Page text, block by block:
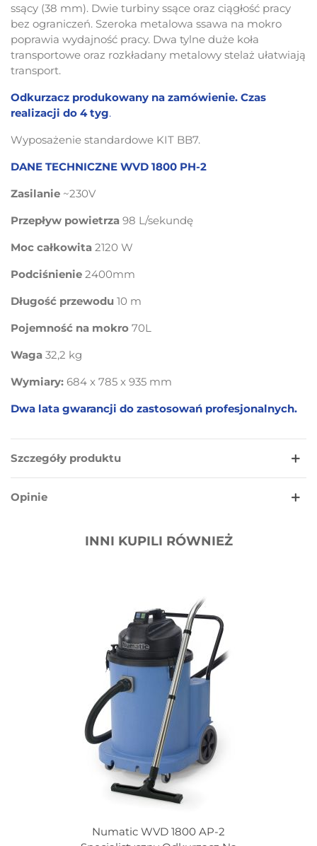
ssący (38 mm). Dwie turbiny ssące oraz ciągłość pracy
bez ograniczeń. Szeroka metalowa ssawa na mokro
poprawia wydajność pracy. Dwa tylne duże koła
transportowe oraz rozkładany metalowy stelaż ułatwiają
transport.
Odkurzacz produkowany na zamówienie. Czas
realizacji do 4 tyg.
Wyposażenie standardowe KIT BB7.
DANE TECHNICZNE WVD 1800 PH-2
Zasilanie ~230V
Przepływ powietrza 98 L/sekundę
Moc całkowita 2120 W
Podciśnienie 2400mm
Długość przewodu 10 m
Pojemność na mokro 70L
Waga 32,2 kg
Wymiary: 684 x 785 x 935 mm
Dwa lata gwarancji do zastosowań profesjonalnych.
Szczegóły produktu
Opinie
INNI KUPILI RÓWNIEŻ
Numatic WVD 1800 AP-2